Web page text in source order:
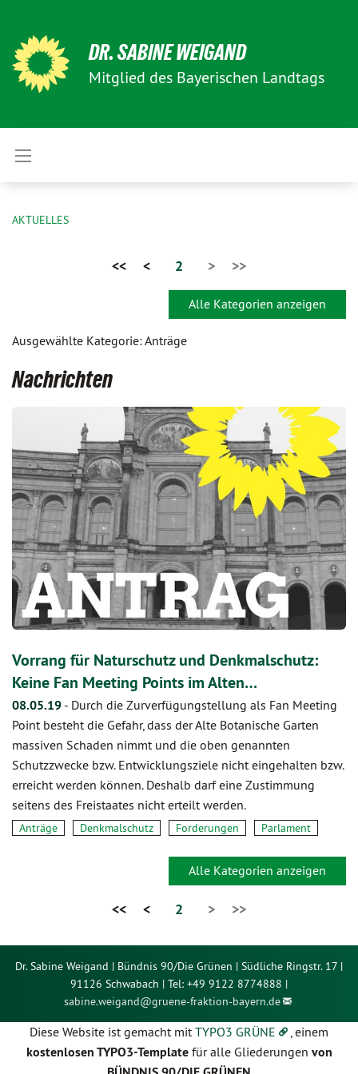
DR. SABINE WEIGAND
Mitglied des Bayerischen Landtags
AKTUELLES
<< < 2 > >>
Alle Kategorien anzeigen
Ausgewählte Kategorie: Anträge
Nachrichten
Vorrang für Naturschutz und Denkmalschutz:
Keine Fan Meeting Points im Alten…
08.05.19 - Durch die Zurverfügungstellung als Fan Meeting
Point besteht die Gefahr, dass der Alte Botanische Garten
massiven Schaden nimmt und die oben genannten
Schutzzwecke bzw. Entwicklungsziele nicht eingehalten bzw.
erreicht werden können. Deshalb darf eine Zustimmung
seitens des Freistaates nicht erteilt werden.
Anträge Denkmalschutz Forderungen Parlament
Alle Kategorien anzeigen
<< < 2 > >>
Dr. Sabine Weigand | Bündnis 90/Die Grünen | Südliche Ringstr. 17 |
91126 Schwabach | Tel: +49 9122 8774888 |
sabine.weigand@gruene-fraktion-bayern.de
Diese Website ist gemacht mitTYPO3 GRÜNE , einem
kostenlosen TYPO3-Templatefür alle Gliederungen von